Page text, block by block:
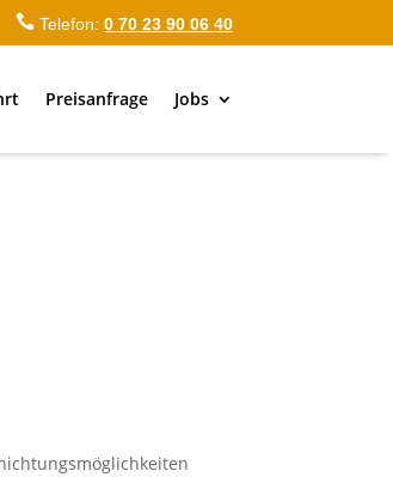
Telefon: 0 70 23 90 06 40
Preisanfrage Jobs